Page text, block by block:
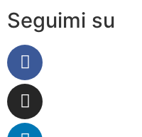
Seguimi su